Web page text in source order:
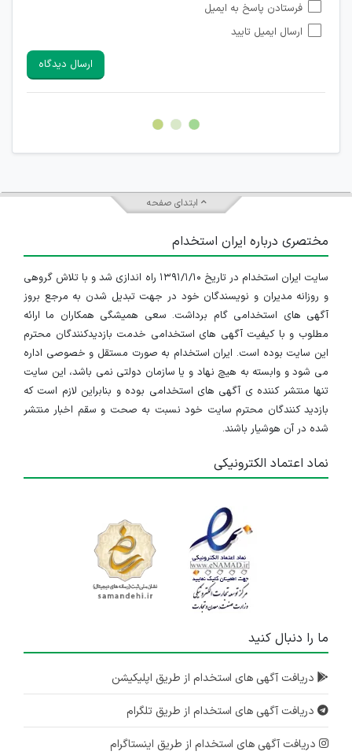
شبکه های مجازی ارتباطی می باشند وجود ندارد.
امکان تأیید نظرات کاربرانی که به هر طریقی قصد مأیوس کردن
هرگونه تحریک، تحقیر و کنایه به سایر افراد (مسئول و غیر مسئول)
غیر مجاز می باشد.
امکان هماهنگی برای هرگونه ملاقات حضوری چه به صورت دسته
فرستادن پاسخ به ایمیل
ارسال ایمیل تایید
ارسال دیدگاه
ابتدای صفحه
مختصری درباره ایران استخدام
سایت ایران استخدام در تاریخ ۱۳۹۱/۱/۱۰ راه اندازی شد و با تلاش گروهی
و روزانه مدیران و نویسندگان خود در جهت تبدیل شدن به مرجع بروز
آگهی های استخدامی گام برداشت. سعی همیشگی همکاران ما ارائه
مطلوب و با کیفیت آگهی های استخدامی خدمت بازدیدکنندگان محترم
این سایت بوده است. ایران استخدام به صورت مستقل و خصوصی اداره
می شود و وابسته به هیچ نهاد و یا سازمان دولتی نمی باشد، این سایت
تنها منتشر کننده ی آگهی های استخدامی بوده و بنابراین لازم است که
بازدید کنندگان محترم سایت خود نسبت به صحت و سقم اخبار منتشر
شده در آن هوشیار باشند.
نماد اعتماد الکترونیکی
ما را دنبال کنید
دریافت آگهی های استخدام از طریق اپلیکیشن
دریافت آگهی های استخدام از طریق تلگرام
دریافت آگهی های استخدام از طریق اینستاگرام